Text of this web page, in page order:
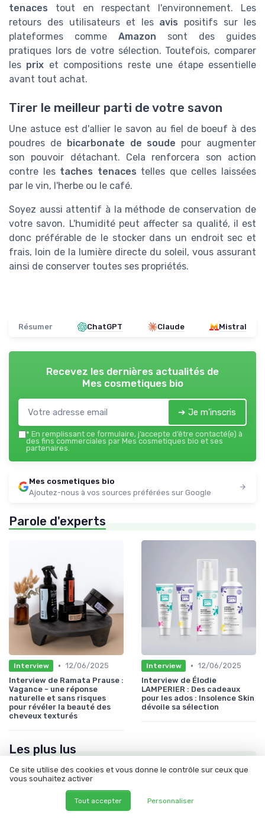
tenaces tout en respectant l'environnement. Les
retours des utilisateurs et les avis positifs sur les
plateformes comme Amazon sont des guides
pratiques lors de votre sélection. Toutefois, comparer
les prix et compositions reste une étape essentielle
avant tout achat.
Tirer le meilleur parti de votre savon
Une astuce est d'allier le savon au fiel de boeuf à des
poudres de
bicarbonate de soude pour augmenter
son pouvoir détachant. Cela renforcera son action
contre les taches tenaces telles que celles laissées
par le vin, l'herbe ou le café.
Soyez aussi attentif à la méthode de conservation de
votre savon. L'humidité peut affecter sa qualité, il est
donc préférable de le stocker dans un endroit sec et
frais, loin de la lumière directe du soleil, vous assurant
ainsi de conserver toutes ses propriétés.
Résumer ChatGPT Claude Mistral
Recevez les dernières actualités de
Mes cosmetiques bio
➔ Je m'inscris
* En remplissant ce formulaire, j’accepte d’être contacté(e) à
des fins commerciales par Mes cosmetiques bio et ses
partenaires.
Mes cosmetiques bio
Ajoutez-nous à vos sources préférées sur Google
Parole d'experts
Interview • 12/06/2025
Interview de Ramata Prause :
Vagance - une réponse
naturelle et sans risques
pour révéler la beauté des
cheveux texturés
Interview • 12/06/2025
Interview de Élodie
LAMPERIER : Des cadeaux
pour les ados : Insolence Skin
dévoile sa sélection
Les plus lus
Ce site utilise des cookies et vous donne le contrôle sur ceux que
vous souhaitez activer
Tout accepter Personnaliser